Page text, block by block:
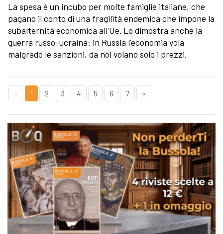
La spesa è un incubo per molte famiglie italiane, che
pagano il conto di una fragilità endemica che impone la
subalternità economica all'Ue. Lo dimostra anche la
guerra russo-ucraina: in Russia l'economia vola
malgrado le sanzioni, da noi volano solo i prezzi.
« 1 2 3 4 5 6 7 »